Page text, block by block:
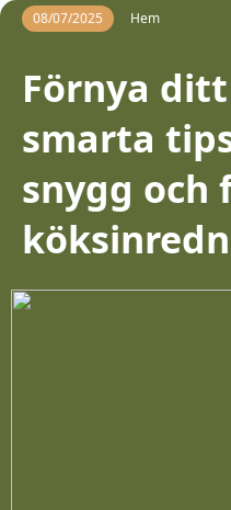
08/07/2025 Hem
Förnya
smarta
snygg och